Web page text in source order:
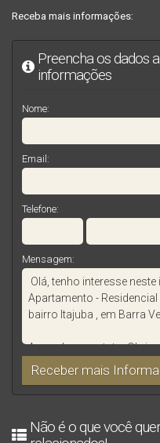
Receba mais informações:
Preencha os dados
informações
Nome:
Email:
Telefone:
Mensagem:
Não é o que você